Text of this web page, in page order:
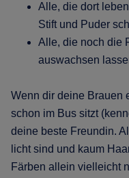
Alle, die dort
Stift und Puder
Alle, die noch die
auswachsen
Wenn dir deine Brauen
schon im Bus sitzt
deine beste Freundin.
licht sind und kaum
Färben allein vielleicht